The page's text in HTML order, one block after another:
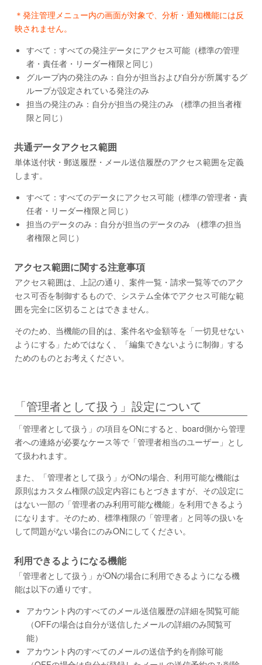
＊発注管理メニュー内の画面が対象で、分析・通知機能には反
映されません。
すべて：すべての発注データにアクセス可能（標準の管理
者・責任者・リーダー権限と同じ）
グループ内の発注のみ：自分が担当および自分が所属するグ
ループが設定されている発注のみ
担当の発注のみ：自分が担当の発注のみ （標準の担当者権
限と同じ）
共通データアクセス範囲
単体送付状・郵送履歴・メール送信履歴のアクセス範囲を定義
します。
すべて：すべてのデータにアクセス可能（標準の管理者・責
任者・リーダー権限と同じ）
担当のデータのみ：自分が担当のデータのみ （標準の担当
者権限と同じ）
アクセス範囲に関する注意事項
アクセス範囲は、上記の通り、案件一覧・請求一覧等でのアク
セス可否を制御するもので、システム全体でアクセス可能な範
囲を完全に区切ることはできません。
そのため、当機能の目的は、案件名や金額等を「一切見せない
ようにする」ためではなく、「編集できないように制御」する
ためのものとお考えください。
「管理者として扱う」設定について
「管理者として扱う」の項目をONにすると、board側から管理
者への連絡が必要なケース等で「管理者相当のユーザー」とし
て扱われます。
また、「管理者として扱う」がONの場合、利用可能な機能は
原則はカスタム権限の設定内容にもとづきますが、その設定に
はない一部の「管理者のみ利用可能な機能」を利用できるよう
になります。そのため、標準権限の「管理者」と同等の扱いを
して問題がない場合にのみONにしてください。
利用できるようになる機能
「管理者として扱う」がONの場合に利用できるようになる機
能は以下の通りです。
アカウント内のすべてのメール送信履歴の詳細を閲覧可能
（OFFの場合は自分が送信したメールの詳細のみ閲覧可
能）
アカウント内のすべてのメールの送信予約を削除可能